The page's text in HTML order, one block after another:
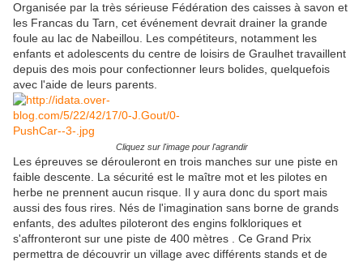
Organisée par la très sérieuse Fédération des caisses à savon et
les Francas du Tarn, cet événement devrait drainer la grande
foule au lac de Nabeillou. Les compétiteurs, notamment les
enfants et adolescents du centre de loisirs de Graulhet travaillent
depuis des mois pour confectionner leurs bolides, quelquefois
avec l'aide de leurs parents.
Cliquez sur l'image pour l'agrandir
Les épreuves se dérouleront en trois manches sur une piste en
faible descente. La sécurité est le maître mot et les pilotes en
herbe ne prennent aucun risque. Il y aura donc du sport mais
aussi des fous rires. Nés de l'imagination sans borne de grands
enfants, des adultes piloteront des engins folkloriques et
s'affronteront sur une piste de 400 mètres . Ce Grand Prix
permettra de découvrir un village avec différents stands et de